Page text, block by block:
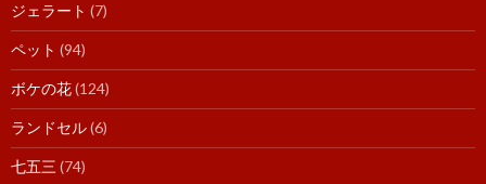
ジェラート (7)
ペット (94)
ボケの花(124)
ランドセル(6)
七五三 (74)